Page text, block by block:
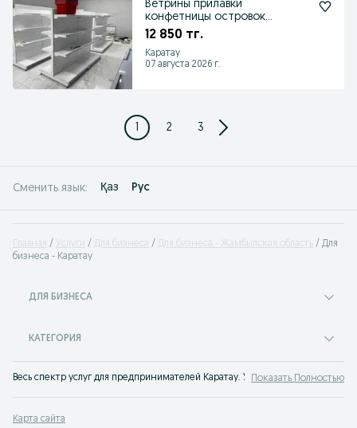
Ветрины прилавки
конфетницы островок
экономпанели карзины для
12 850 тг.
Каратау
07 августа 2026 г.
1 2 3
Сменить язык: Қаз Рус
Главная Услуги Для бизнеса Для бизнеса - Жамбылская область
Для
бизнеса - Каратау
ДЛЯ БИЗНЕСА
КАТЕГОРИЯ
Весь спектр услуг для предпринимателей Каратау. Услуги малому
Показать Полностью
Карта сайта